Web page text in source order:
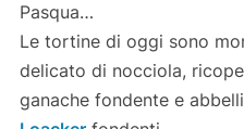
Pasqua…
Le tortine di oggi sono
delicato di nocciola,
ganache fondente e